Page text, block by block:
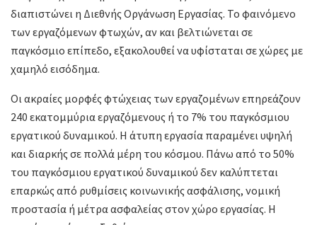
διαπιστώνει η Διεθνής Οργάνωση Εργασίας. To φαινόμενο
των εργαζόμενων φτωχών, αν και βελτιώνεται σε
παγκόσμιο επίπεδο, εξακολουθεί να υφίσταται σε χώρες με
χαμηλό εισόδημα.
Οι ακραίες μορφές φτώχειας των εργαζομένων επηρεάζουν
240 εκατομμύρια εργαζόμενους ή το 7% του παγκόσμιου
εργατικού δυναμικού. Η άτυπη εργασία παραμένει υψηλή
και διαρκής σε πολλά μέρη του κόσμου. Πάνω από το 50%
του παγκόσμιου εργατικού δυναμικού δεν καλύπτεται
επαρκώς από ρυθμίσεις κοινωνικής ασφάλισης, νομική
προστασία ή μέτρα ασφαλείας στον χώρο εργασίας. Η